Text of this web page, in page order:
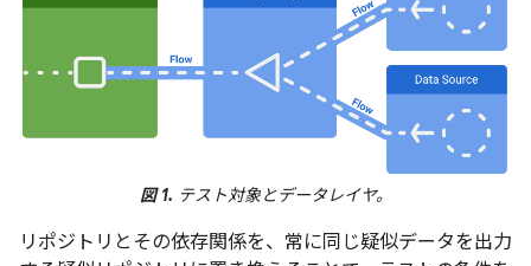
図 1. テスト対象とデータレイヤ。
リポジトリとその依存関係を、常に同じ疑似データを出力